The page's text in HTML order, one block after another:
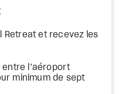
Retreat et recevez les
l’aéroport
minimum de sept